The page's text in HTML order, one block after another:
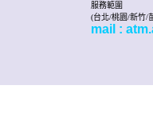
服務範圍
(台北/桃園/新竹/
mail :